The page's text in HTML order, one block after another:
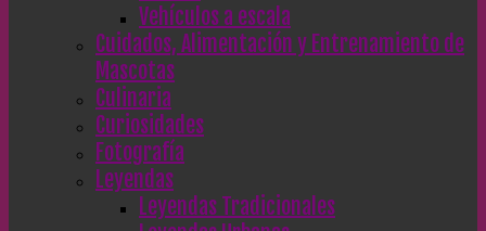
Vehículos a escala
Cuidados, Alimentación y Entrenamiento de
Mascotas
Culinaria
Curiosidades
Fotografía
Leyendas
Leyendas Tradicionales